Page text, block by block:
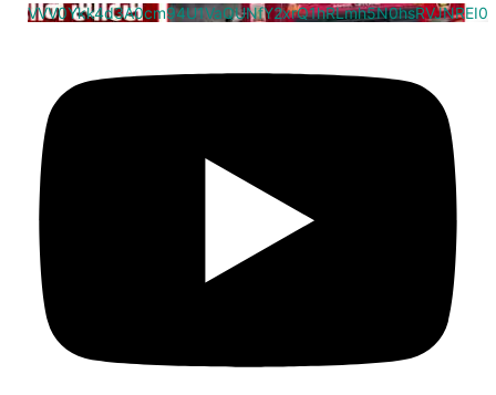
VVV0Ykk4d3A0cm94U1VaQUNfY2xrQ1hRLmh5N0hsRVJNREI0